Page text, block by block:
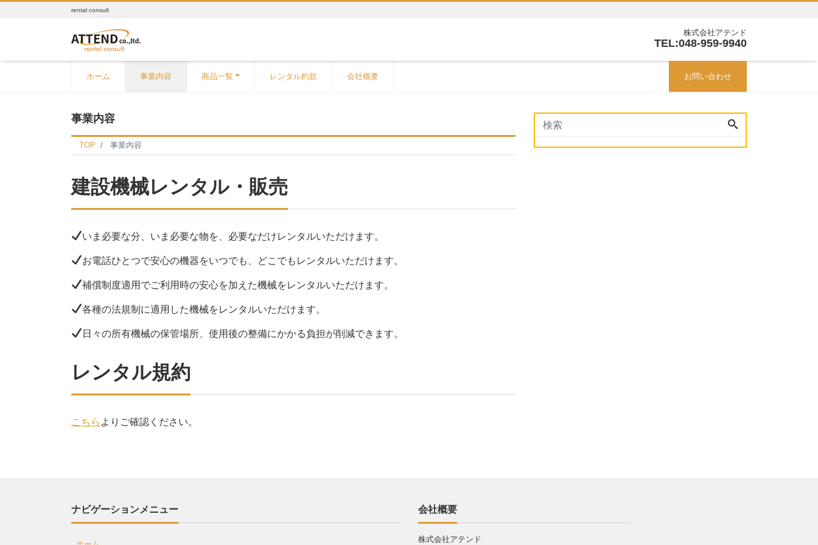
rental consult
株式会社アテンド
TEL:048-959-9940
ホーム 事業内容 商品一覧 レンタル約款 会社概要 お問い合わせ
事業内容
TOP 事業内容
建設機械レンタル・販売
いま必要な分、いま必要な物を、必要なだけレンタルいただけます。
お電話ひとつで安心の機器をいつでも、どこでもレンタルいただけます。
補償制度適用でご利用時の安心を加えた機械をレンタルいただけます。
各種の法規制に適用した機械をレンタルいただけます。
日々の所有機械の保管場所、使用後の整備にかかる負担が削減できます。
レンタル規約
こちら よりご確認ください。
ナビゲーションメニュー 会社概要
株式会社アテンド